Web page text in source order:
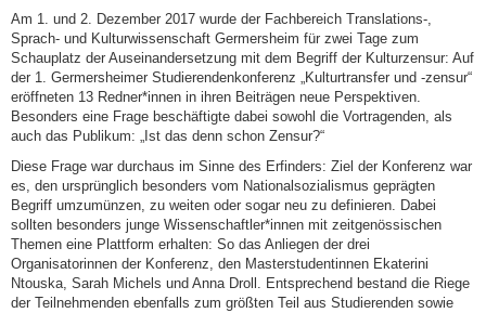
Am 1. und 2. Dezember 2017 wurde der Fachbereich Translations-,
Sprach- und Kulturwissenschaft Germersheim für zwei Tage zum
Schauplatz der Auseinandersetzung mit dem Begriff der Kulturzensur: Auf
der 1. Germersheimer Studierendenkonferenz „Kulturtransfer und -zensur“
eröffneten 13 Redner*innen in ihren Beiträgen neue Perspektiven.
Besonders eine Frage beschäftigte dabei sowohl die Vortragenden, als
auch das Publikum: „Ist das denn schon Zensur?“
Diese Frage war durchaus im Sinne des Erfinders: Ziel der Konferenz war
es, den ursprünglich besonders vom Nationalsozialismus geprägten
Begriff umzumünzen, zu weiten oder sogar neu zu definieren. Dabei
sollten besonders junge Wissenschaftler*innen mit zeitgenössischen
Themen eine Plattform erhalten: So das Anliegen der drei
Organisatorinnen der Konferenz, den Masterstudentinnen Ekaterini
Ntouska, Sarah Michels und Anna Droll. Entsprechend bestand die Riege
der Teilnehmenden ebenfalls zum größten Teil aus Studierenden sowie